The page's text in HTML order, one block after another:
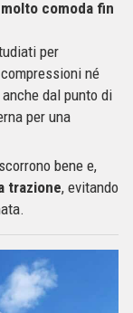
comoda fin
per
né
dal punto di
per una
bene e,
trazione, evitando